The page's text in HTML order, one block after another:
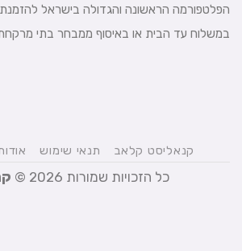
הפלטפורמה הראשונה והגדולה בישראל להזמנת
במשלוח עד הבית או באיסוף ממבחר בתי מרקחת.
קנאליסט קלאב תנאי שימוש אודות
כל הזכויות שמורות 2026 ©